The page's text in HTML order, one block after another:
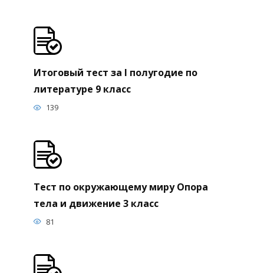
Итоговый тест за I полугодие по
литературе 9 класс
139
Тест по окружающему миру Опора
тела и движение 3 класс
81